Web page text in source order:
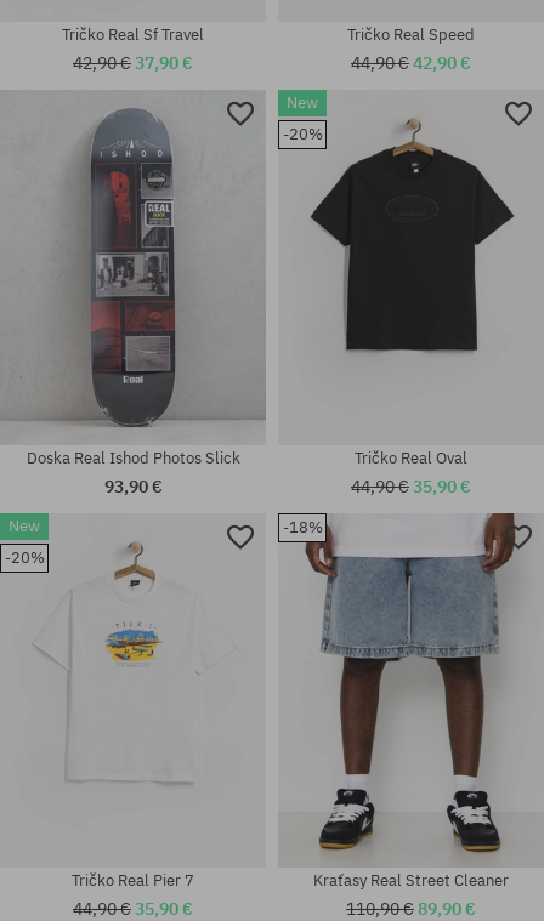
Dostupné veľkosti:
Dostupné veľkosti:
M; L; XL
Dostupné veľkosti:
Tričko Real Sf Travel
42,90 €37,90 €
Dostupné veľkosti:
M; L; XL
Tričko Real Speed
44,90 €42,90 €
Doska Real Ishod Photos Slick
93,90 €
New
-20%
Tričko Real Oval
44,90 €35,90 €
New
-20%
Tričko Real Pier 7
44,90 €35,90 €
-18%
Kraťasy Real Street Cleaner
110,90 €89,90 €